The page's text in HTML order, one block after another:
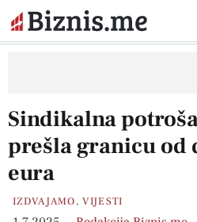
Sindikalna
prešla granicu od
eura
IZDVAJAMO,VIJESTI